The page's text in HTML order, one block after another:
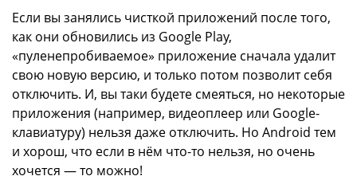
Если вы занялись чисткой приложений после того,
как они обновились из Google Play,
«пуленепробиваемое» приложение сначала удалит
свою новую версию, и только потом позволит себя
отключить. И, вы таки будете смеяться, но некоторые
приложения (например, видеоплеер или Google-
клавиатуру) нельзя даже отключить. Но Android тем
и хорош, что если в нём что-то нельзя, но очень
хочется — то можно!